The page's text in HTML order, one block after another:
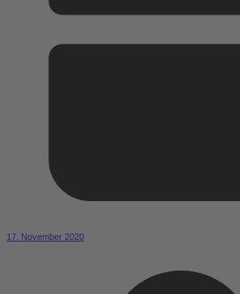
17. November 2020